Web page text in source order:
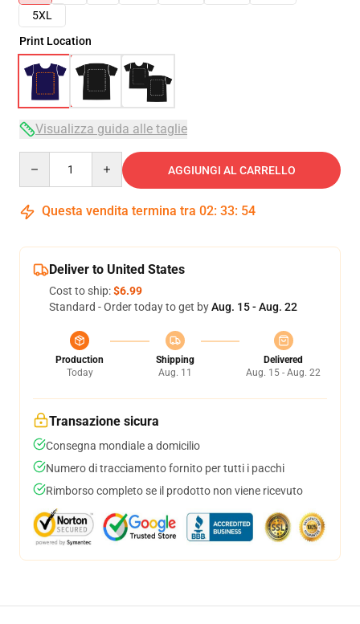
5XL
Print Location
Visualizza guida alle taglie
AGGIUNGI AL CARRELLO
Questa vendita termina tra 02: 33: 54
Deliver to United States
Cost to ship:$6.99
Standard - Order today to get byAug. 15 - Aug. 22
Production
Today
Shipping
Aug. 11
Delivered
Aug. 15 - Aug. 22
Transazione sicura
Consegna mondiale a domicilio
Numero di tracciamento fornito per tutti i pacchi
Rimborso completo se il prodotto non viene ricevuto